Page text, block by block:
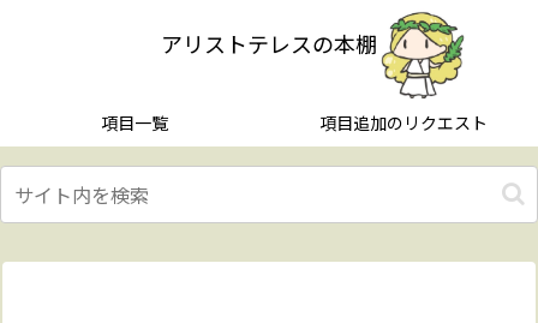
アリストテレスの本棚
項目一覧 項目追加のリクエスト